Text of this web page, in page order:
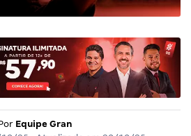
Equipe Gran